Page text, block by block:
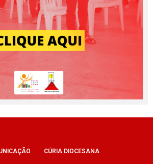
CÚRIA DIOCESANA